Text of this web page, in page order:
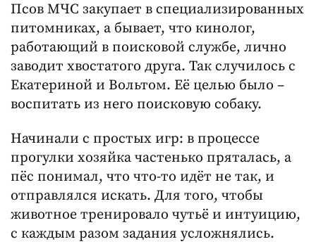
Псов МЧС закупает в специализированных
питомниках, а бывает, что кинолог,
работающий в поисковой службе, лично
заводит хвостатого друга. Так случилось с
Екатериной и Вольтом. Её целью было –
воспитать из него поисковую собаку.
Начинали с простых игр: в процессе
прогулки хозяйка частенько пряталась, а
пёс понимал, что что-то идёт не так, и
отправлялся искать. Для того, чтобы
животное тренировало чутьё и интуицию,
с каждым разом задания усложнялись.